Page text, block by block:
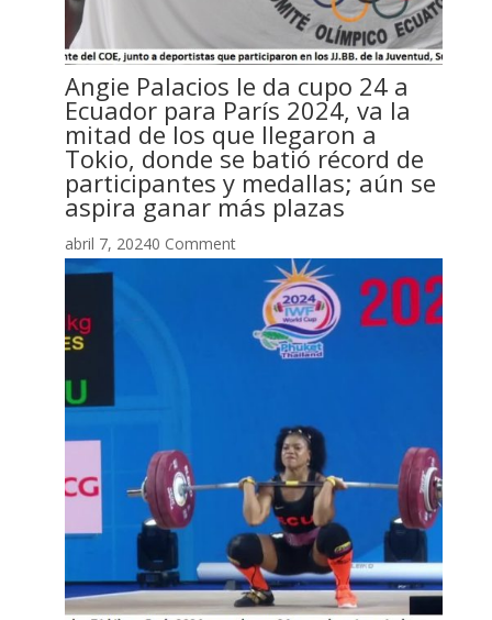
Angie Palacios le da cupo 24 a
Ecuador para París 2024, va la
mitad de los que llegaron a
Tokio, donde se batió récord de
participantes y medallas; aún se
aspira ganar más plazas
abril 7, 20240 Comment